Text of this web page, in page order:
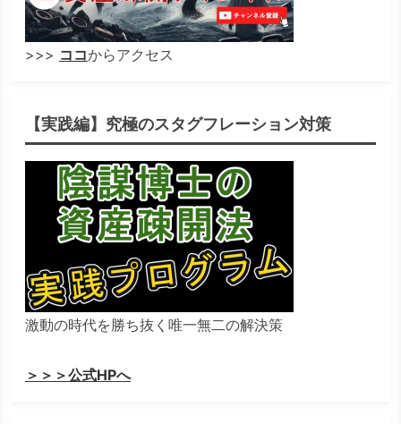
>>> ココからアクセス
【実践編】究極のスタグフレーション対策
激動の時代を勝ち抜く唯一無二の解決策
＞＞＞公式HPへ